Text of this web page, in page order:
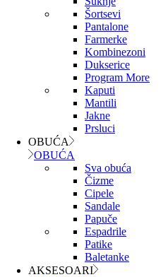
Šortsevi
Pantalone
Farmerke
Kombinezoni
Dukserice
Program More
Kaputi
Mantili
Jakne
Prsluci
OBUĆA
OBUĆA
Sva obuća
Čizme
Cipele
Sandale
Papuče
Espadrile
Patike
Baletanke
AKSESOARI